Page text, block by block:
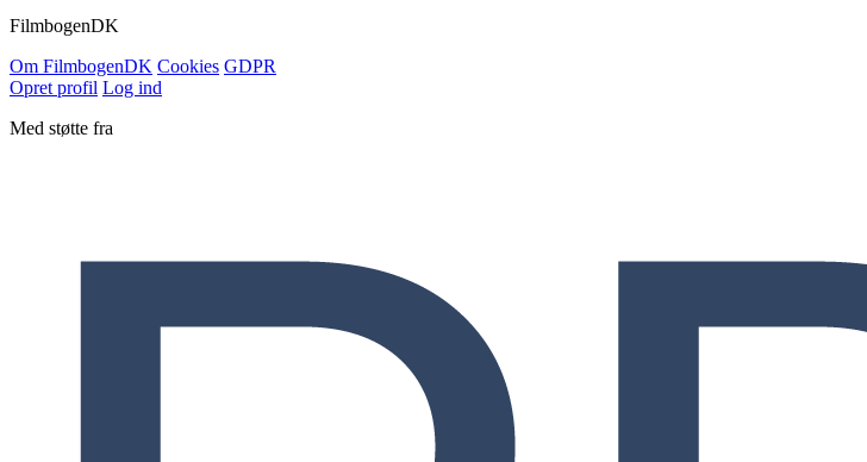
FilmbogenDK
Om FilmbogenDK Cookies GDPR
Opret profil Log ind
Med støtte fra